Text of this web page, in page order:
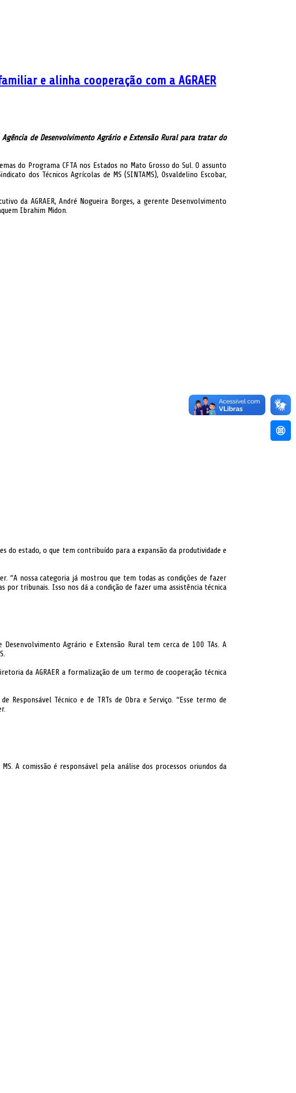
e alinha cooperação com a AGRAER
de Desenvolvimento Agrário e Extensão Rural para tratar do
do Programa CFTA nos Estados no Mato Grosso do Sul. O assunto
dos Técnicos Agrícolas de MS (SINTAMS), Osvaldelino Escobar,
da AGRAER, André Nogueira Borges, a gerente Desenvolvimento
Ibrahim Midon.
do estado, o que tem contribuído para a expansão da produtividade e
“A nossa categoria já mostrou que tem todas as condições de fazer
tribunais. Isso nos dá a condição de fazer uma assistência técnica
Desenvolvimento Agrário e Extensão Rural tem cerca de 100 TAs. A
da AGRAER a formalização de um termo de cooperação técnica
Responsável Técnico e de TRTs de Obra e Serviço. “Esse termo de
A comissão é responsável pela análise dos processos oriundos da